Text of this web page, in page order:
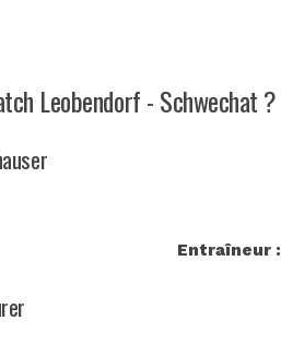
Leobendorf - Schwechat ?
Entraîneur :